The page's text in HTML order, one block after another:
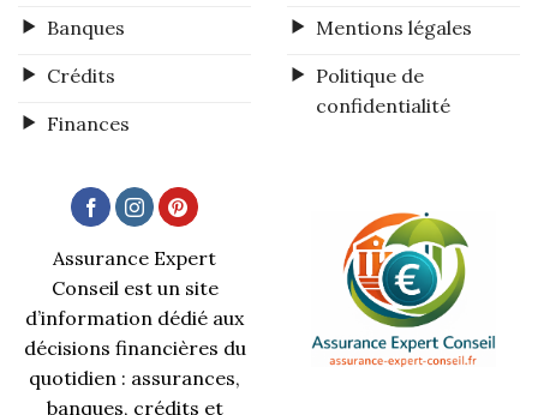
Banques
Crédits
Finances
Mentions légales
Politique de
confidentialité
Assurance Expert
Conseil est un site
d’information dédié aux
décisions financières du
quotidien : assurances,
banques, crédits et